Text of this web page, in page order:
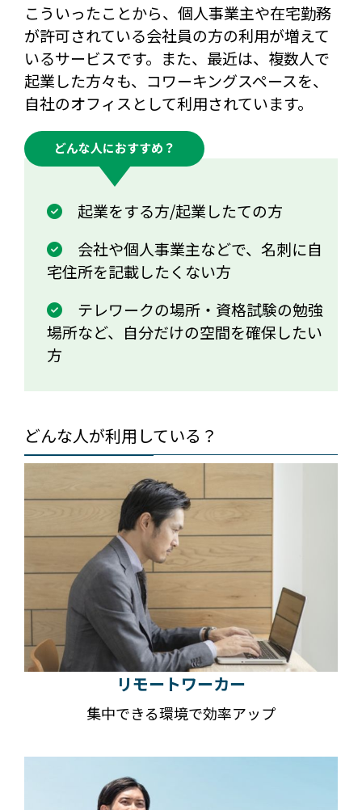
こういったことから、個人事業主や在宅勤務
が許可されている会社員の方の利用が増えて
いるサービスです。また、最近は、複数人で
起業した方々も、コワーキングスペースを、
自社のオフィスとして利用されています。
どんな人におすすめ？
起業をする方/起業したての方
会社や個人事業主などで、名刺に自
宅住所を記載したくない方
テレワークの場所・資格試験の勉強
場所など、自分だけの空間を確保したい
方
どんな人が利用している？
リモートワーカー
集中できる環境で効率アップ